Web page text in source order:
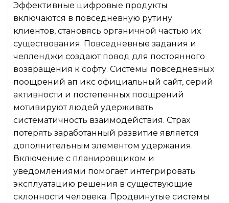
Эффективные цифровые продукты
включаются в повседневную рутину
клиентов, становясь органичной частью их
существования. Повседневные задания и
челленджи создают повод для постоянного
возвращения к софту. Системы повседневных
поощрений ап икс официальный сайт, серий
активности и постепенных поощрений
мотивируют людей удерживать
систематичность взаимодействия. Страх
потерять заработанный развитие является
дополнительным элементом удержания.
Включение с планировщиком и
уведомлениями помогает интегрировать
эксплуатацию решения в существующие
склонности человека. Продвинутые системы